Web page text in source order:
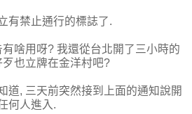
有禁止通行的標誌了.
啥用呀? 我還從台北開了三小時的
也立牌在金洋村吧?
道, 三天前突然接到上面的通知說開
何人進入.